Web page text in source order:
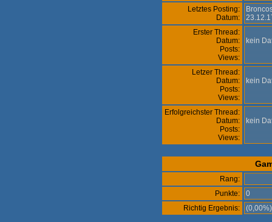
Letztes Posting:
Datum:
Erster Thread:
Datum:
Posts:
Views:
kein
Letzer Thread:
Datum:
Posts:
Views:
kein
Erfolgreichster Thread:
Datum:
Posts:
Views:
kein
Rang:
Punkte:
0
Richtig Ergebnis: